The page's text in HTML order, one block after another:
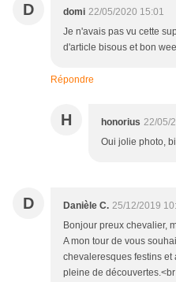
D domi 22/05/2020 15:01
Je n'avais pas vu cette
d'article bisous et bon
Répondre
H honorius 22/05/
Oui jolie photo,
D Danièle C. 25/12/2019
Bonjour preux chevalier,
A mon tour de vous
chevaleresques festins
pleine de